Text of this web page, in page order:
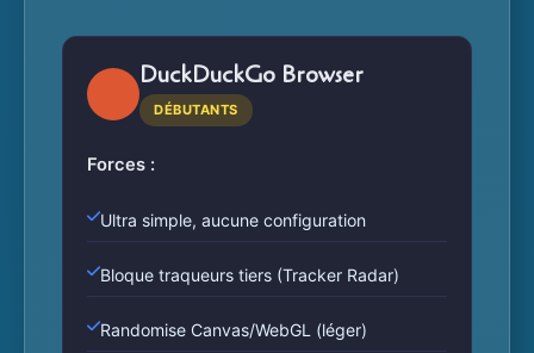
DuckDuckGo Browser
DÉBUTANTS
Forces :
Ultra simple, aucune configuration
Bloque traqueurs tiers (Tracker Radar)
Randomise Canvas/WebGL (léger)